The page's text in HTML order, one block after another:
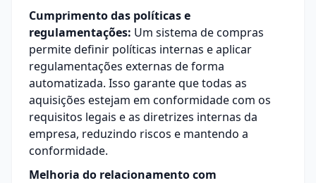
Cumprimento das políticas e
regulamentações: Um sistema de compras
permite definir políticas internas e aplicar
regulamentações externas de forma
automatizada. Isso garante que todas as
aquisições estejam em conformidade com os
requisitos legais e as diretrizes internas da
empresa, reduzindo riscos e mantendo a
conformidade.
Melhoria do relacionamento com